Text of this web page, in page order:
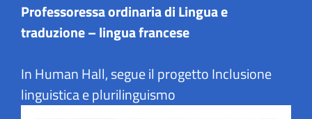
Professoressa ordinaria di Lingua e
traduzione – lingua francese
In Human Hall, segue il progetto Inclusione
linguistica e plurilinguismo